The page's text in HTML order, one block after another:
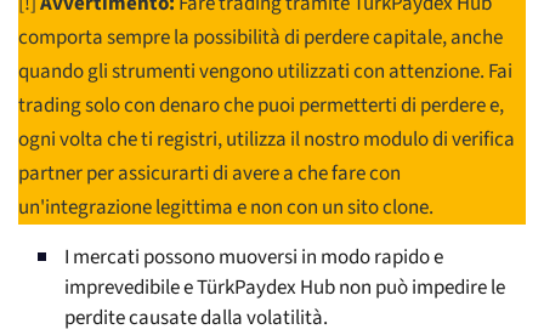
comporta sempre la possibilità di perdere capitale, anche
quando gli strumenti vengono utilizzati con attenzione. Fai
trading solo con denaro che puoi permetterti di perdere e,
ogni volta che ti registri, utilizza il nostro modulo di verifica
partner per assicurarti di avere a che fare con
un'integrazione legittima e non con un sito clone.
I mercati possono muoversi in modo rapido e
imprevedibile e TürkPaydex Hub non può impedire le
perdite causate dalla volatilità.